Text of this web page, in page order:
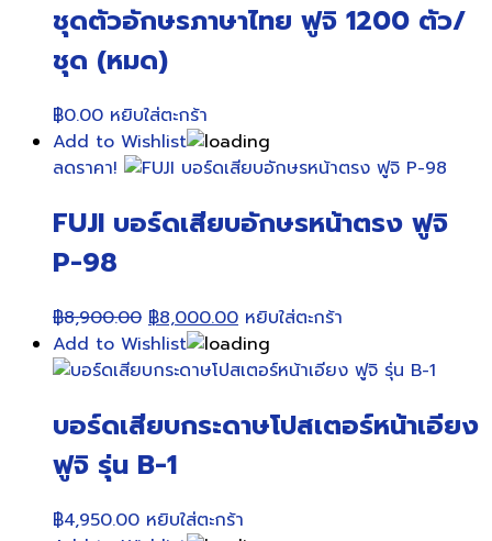
ชุดตัวอักษรภาษาไทย ฟูจิ 1200 ตัว/
ชุด (หมด)
฿0.00 หยิบใส่ตะกร้า
Add to Wishlist
ลดราคา!
FUJI บอร์ดเสียบอักษรหน้าตรง ฟูจิ
P-98
฿8,900.00 Original
price
was:
฿8,000.00Current
price
is:
หยิบใส่ตะกร้า
Add to Wishlist
บอร์ดเสียบกระดาษโปสเตอร์หน้าเอียง
ฟูจิ รุ่น B-1
฿4,950.00 หยิบใส่ตะกร้า